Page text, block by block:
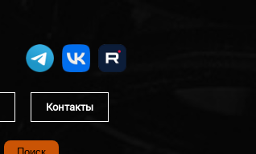
Контакты